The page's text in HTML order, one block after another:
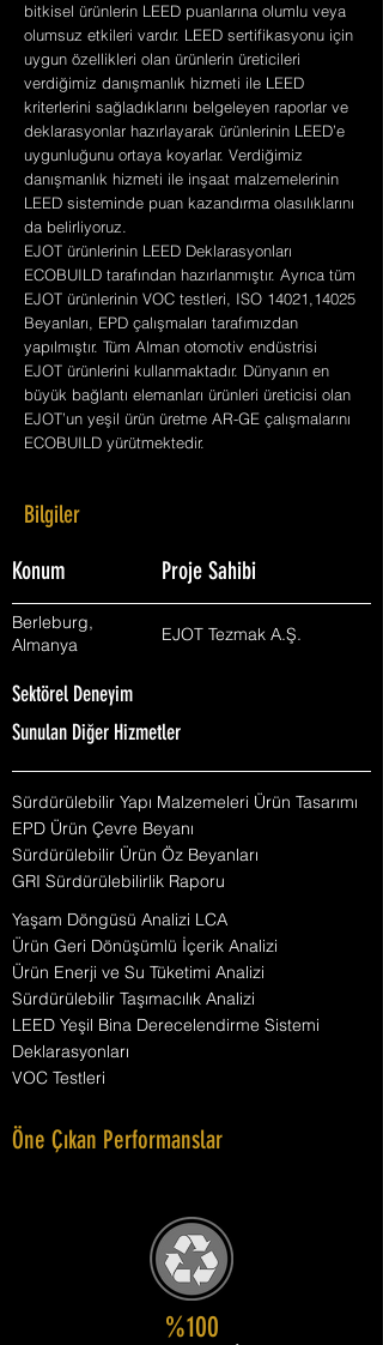
bitkisel ürünlerin LEED puanlarına olumlu veya
olumsuz etkileri vardır. LEED sertifikasyonu için
uygun özellikleri olan ürünlerin üreticileri
verdiğimiz danışmanlık hizmeti ile LEED
kriterlerini sağladıklarını belgeleyen raporlar ve
deklarasyonlar hazırlayarak ürünlerinin LEED’e
uygunluğunu ortaya koyarlar. Verdiğimiz
danışmanlık hizmeti ile inşaat malzemelerinin
LEED sisteminde puan kazandırma olasılıklarını
da belirliyoruz.
EJOT ürünlerinin LEED Deklarasyonları
ECOBUILD tarafından hazırlanmıştır. Ayrıca tüm
EJOT ürünlerinin VOC testleri, ISO 14021,14025
Beyanları, EPD çalışmaları tarafımızdan
yapılmıştır. Tüm Alman otomotiv endüstrisi
EJOT ürünlerini kullanmaktadır. Dünyanın en
büyük bağlantı elemanları ürünleri üreticisi olan
EJOT’un yeşil ürün üretme AR-GE çalışmalarını
ECOBUILD yürütmektedir.
Bilgiler
Konum Proje Sahibi
Berleburg,
Almanya
EJOT Tezmak A.Ş.
Sektörel Deneyim
Sunulan Diğer Hizmetler
Sürdürülebilir Yapı Malzemeleri Ürün Tasarımı
EPD Ürün Çevre Beyanı
Sürdürülebilir Ürün Öz Beyanları
GRI Sürdürülebilirlik Raporu
Yaşam Döngüsü Analizi LCA
Ürün Geri Dönüşümlü İçerik Analizi
Ürün Enerji ve Su Tüketimi Analizi
Sürdürülebilir Taşımacılık Analizi
LEED Yeşil Bina Derecelendirme Sistemi
Deklarasyonları
VOC Testleri
Öne Çıkan Performanslar
%100